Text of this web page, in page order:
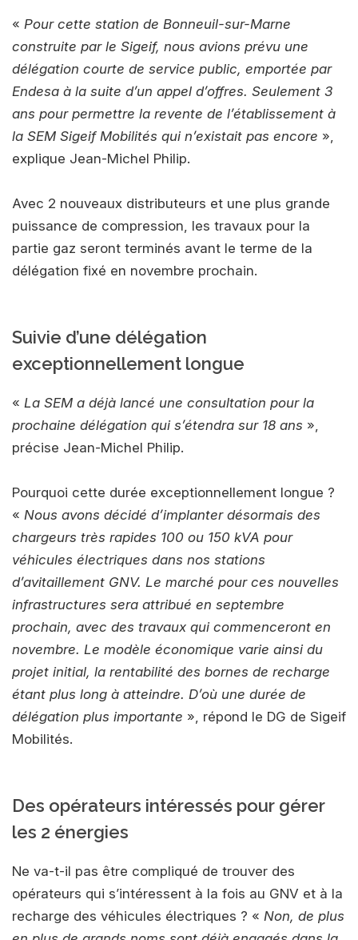
« Pour cette station de Bonneuil-sur-Marne
construite par le Sigeif, nous avions prévu une
délégation courte de service public, emportée par
Endesa à la suite d’un appel d’offres. Seulement 3
ans pour permettre la revente de l’établissement à
la SEM Sigeif Mobilités qui n’existait pas encore »,
explique Jean-Michel Philip.
Avec 2 nouveaux distributeurs et une plus grande
puissance de compression, les travaux pour la
partie gaz seront terminés avant le terme de la
délégation fixé en novembre prochain.
Suivie d’une délégation
exceptionnellement longue
« La SEM a déjà lancé une consultation pour la
prochaine délégation qui s’étendra sur 18 ans »,
précise Jean-Michel Philip.
Pourquoi cette durée exceptionnellement longue ?
« Nous avons décidé d’implanter désormais des
chargeurs très rapides 100 ou 150 kVA pour
véhicules électriques dans nos stations
d’avitaillement GNV. Le marché pour ces nouvelles
infrastructures sera attribué en septembre
prochain, avec des travaux qui commenceront en
novembre. Le modèle économique varie ainsi du
projet initial, la rentabilité des bornes de recharge
étant plus long à atteindre. D’où une durée de
délégation plus importante », répond le DG de Sigeif
Mobilités.
Des opérateurs intéressés pour gérer
les 2 énergies
Ne va-t-il pas être compliqué de trouver des
opérateurs qui s’intéressent à la fois au GNV et à la
recharge des véhicules électriques ? « Non, de plus